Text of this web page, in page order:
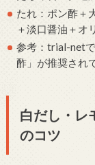
たれ：ポン酢＋
＋淡口醤油＋オ
参考：trial-net
酢」が推奨され
白だし・レ
のコツ